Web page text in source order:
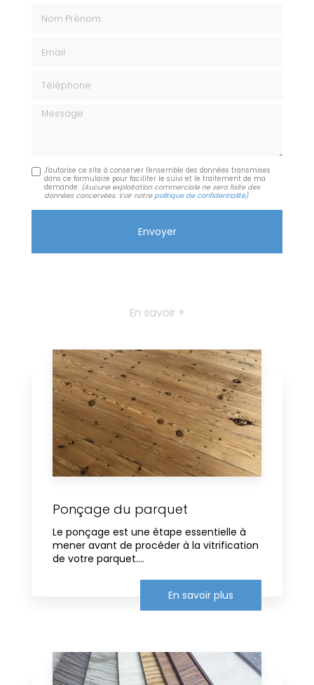
Message
J'autorise ce site à conserver l'ensemble des données transmises
dans ce formulaire pour faciliter le suivi et le traitement de ma
demande. (Aucune exploitation commerciale ne sera faite des
données concervées. Voir notre politique de confidentialité)
En savoir +
Ponçage du parquet
Le ponçage est une étape essentielle à
mener avant de procéder à la vitrification
de votre parquet....
En savoir plus